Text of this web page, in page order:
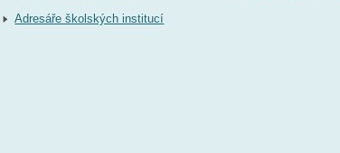
Adresáře školských institucí